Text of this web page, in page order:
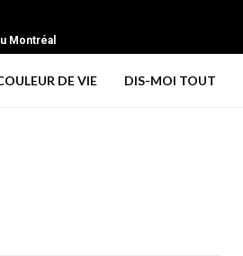
Montréal
toxique
DE VIE DIS-MOI TOUT